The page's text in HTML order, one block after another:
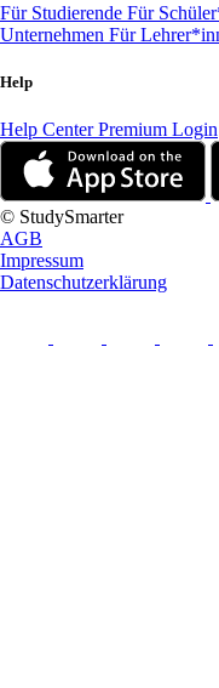
Für Studierende Für
Unternehmen Für
Help
Help CenterPremium Login
© StudySmarter
AGB
Impressum
Datenschutzerklärung